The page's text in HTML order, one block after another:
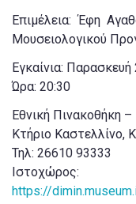
Επιμέλεια: Έφη
Μουσειολογικού
Εγκαίνια: Παρασκευή
Ώρα: 20:30
Εθνική Πινακοθήκη
Kτήριο Καστελλίνο,
Τηλ: 26610 93333
Ιστοχώρος:
https://